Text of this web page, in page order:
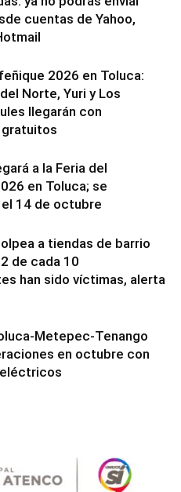
cuentas de Yahoo,
2026 en Toluca:
Norte, Yuri y Los
llegarán con
a la Feria del
en Toluca; se
14 de octubre
a tiendas de barrio
de cada 10
han sido víctimas, alerta
Metepec-Tenango
en octubre con